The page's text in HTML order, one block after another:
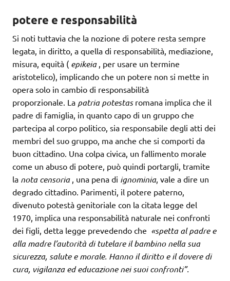
potere e responsabilità
Si noti tuttavia che la nozione di potere resta sempre
legata, in diritto, a quella di responsabilità, mediazione,
misura, equità ( epikeia, per usare un termine
aristotelico), implicando che un potere non si mette in
opera solo in cambio di responsabilità
proporzionale. La patria potestasromana implica che il
padre di famiglia, in quanto capo di un gruppo che
partecipa al corpo politico, sia responsabile degli atti dei
membri del suo gruppo, ma anche che si comporti da
buon cittadino. Una colpa civica, un fallimento morale
come un abuso di potere, può quindi portargli, tramite
la nota censoria, una pena di ignominia, vale a dire un
degrado cittadino. Parimenti, il potere paterno,
divenuto potestà genitoriale con la citata legge del
1970, implica una responsabilità naturale nei confronti
dei figli, detta legge prevedendo che «spetta al padre e
alla madre l’autorità di tutelare il bambino nella sua
sicurezza, salute e morale. Hanno il diritto e il dovere di
cura, vigilanza ed educazione nei suoi confronti”.